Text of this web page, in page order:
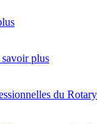
plus
du